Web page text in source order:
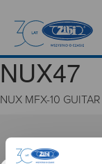
NUX47
NUX MFX-10
GRUPA ZIBI